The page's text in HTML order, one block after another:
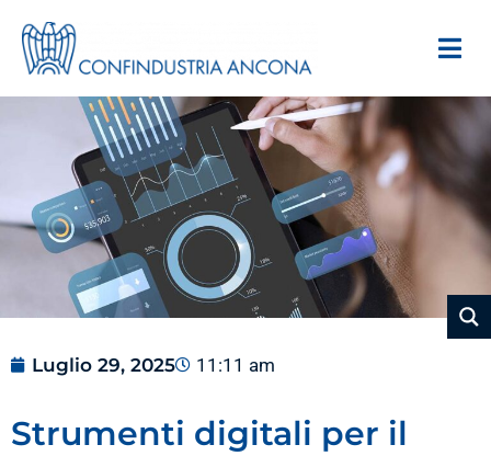
Luglio 29, 2025 11:11 am
Strumenti digitali per il